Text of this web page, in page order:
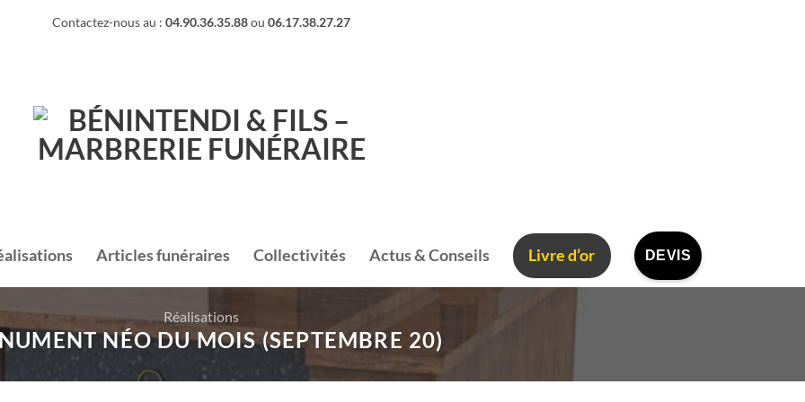
Contactez-nous au : 04.90.36.35.88ou 06.17.38.27.27
Articles funéraires Collectivités Actus & Conseils Livre d’or DEVIS
Réalisations
NÉO DU MOIS (SEPTEMBRE 20)